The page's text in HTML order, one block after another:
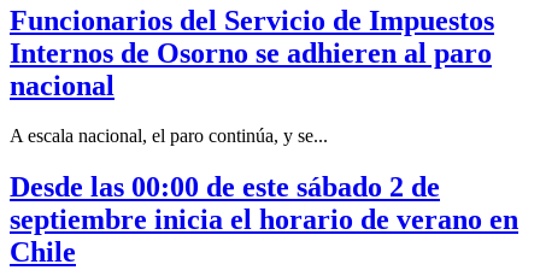
Funcionarios del Servicio de Impuestos
Internos de Osorno se adhieren al paro
nacional
A escala nacional, el paro continúa, y se...
Desde las 00:00 de este sábado 2 de
septiembre inicia el horario de verano en
Chile